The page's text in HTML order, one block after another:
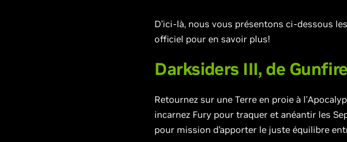
D’ici-là, nous vous présentons ci-dessous
officiel pour en savoir plus!
Darksiders III, de
Retournez sur une Terre en proie à
incarnez Fury pour traquer et anéantir les
pour mission d’apporter le juste équilibre